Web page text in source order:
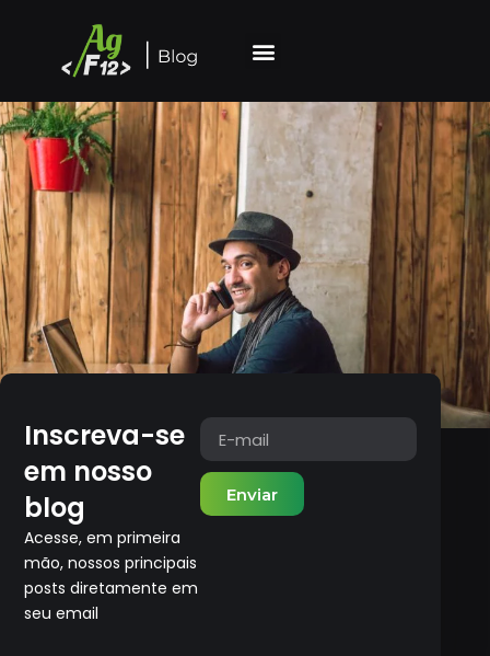
Inscreva-se
em nosso
blog
Acesse, em primeira
mão, nossos principais
posts diretamente em
seu email
Enviar